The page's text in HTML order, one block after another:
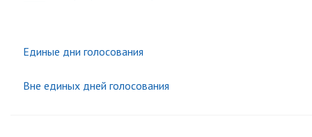
Единые дни голосования
Вне единых дней голосования